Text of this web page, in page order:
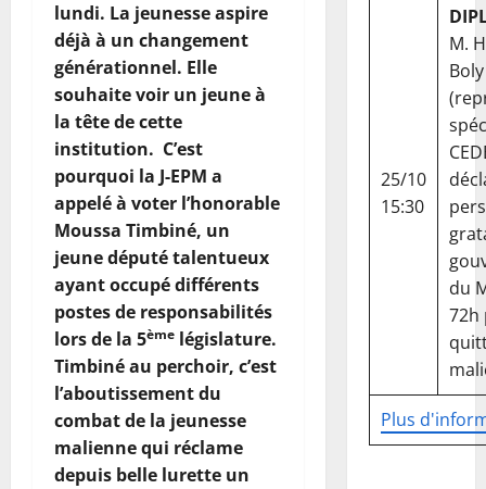
lundi. La jeunesse aspire
déjà à un changement
générationnel. Elle
souhaite voir un jeune à
la tête de cette
institution. C’est
pourquoi la J-EPM a
appelé à voter l’honorable
Moussa Timbiné, un
jeune député talentueux
ayant occupé différents
postes de responsabilités
lors de la 5ème législature.
Timbiné au perchoir, c’est
l’aboutissement du
combat de la jeunesse
malienne qui réclame
depuis belle lurette un
Plus
25/10
15:30
M.
Boly
du
72h